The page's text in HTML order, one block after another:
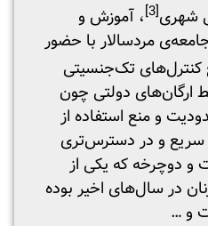
شهری[3] ، آموزش و
مردسالار با حضور
کنترل‌های تک‌جنسیتی
دولتی چون
و منع استفاده از
سریع و در دسترس‌تری
و دوچرخه که یکی از
در سال‌های اخیر بوده
و …